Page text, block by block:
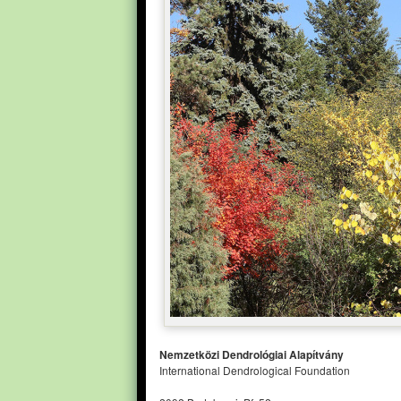
Nemzetközi Dendrológiai Alapítvány
International Dendrological Foundation